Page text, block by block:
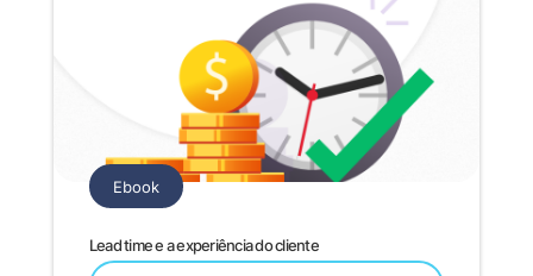
Lead time e a experiência do cliente
Ebook